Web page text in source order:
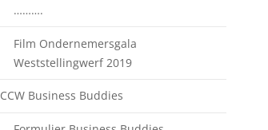
……….
Film Ondernemersgala
Weststellingwerf 2019
CCW Business Buddies